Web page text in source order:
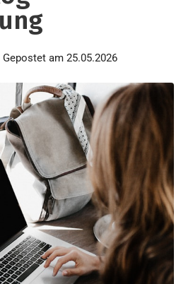
Gepostet am 25.05.2026